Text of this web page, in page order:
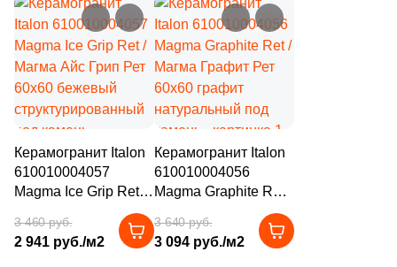
Тема
Камень (2580)
3D мозаика (17
3D узор (28
Абстракция (6 )
Авантюрин (369)
Агат (4)
структурированный
под камень
структурированный
под камень
Керамогранит Italon
610010004057
Magma Ice Grip Ret /
Магма Айс Грип Рет
60x60 бежевый
структурированный
3 460 руб.
2 941 руб./м2
Керамогранит Italon
610010004056
Magma Graphite Ret /
Магма Графит Рет
60x60 графит
натуральный под
3 640 руб.
3 094 руб./м2